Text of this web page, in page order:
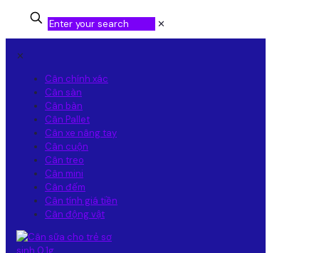
✕
✕
Cân chính xác
Cân sàn
Cân bàn
Cân Pallet
Cân xe nâng tay
Cân cuộn
Cân treo
Cân mini
Cân đếm
Cân tính giá tiền
Cân động vật